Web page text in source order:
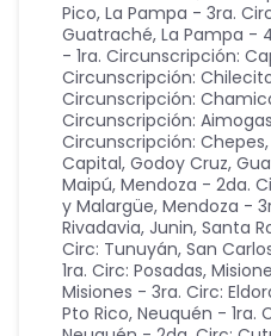
Pico, La Pampa - 3ra.
Guatraché, La Pampa -
- 1ra. Circunscripción:
Circunscripción:
Circunscripción:
Circunscripción:
Circunscripción: Chepes,
Capital, Godoy Cruz,
Maipú, Mendoza - 2da.
y Malargüe, Mendoza -
Rivadavia, Junin, Santa
Circ: Tunuyán, San
1ra. Circ: Posadas,
Misiones - 3ra. Circ:
Pto Rico, Neuquén - 1ra.